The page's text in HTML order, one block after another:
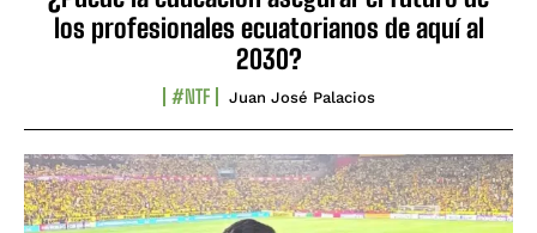
los profesionales ecuatorianos de aquí al
2030?
#NTF Juan José Palacios